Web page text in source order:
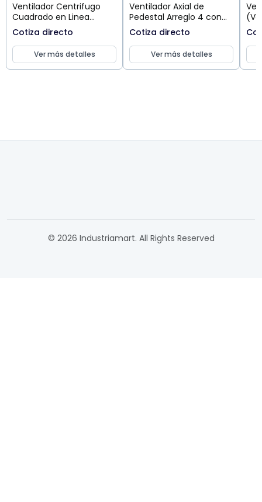
Ventilador Centrifugo
Cuadrado en Linea
Fabricacion Galvanizado
Arreglo 4 Directo Marca
Soler y Palau
Cotiza directo
Ver más detalles
Ventilador Axial de
Pedestal Arreglo 4 con
Base para Piso y Mallas
de Protección en
Succión y Descarga
Marca Soler y Palau
Cotiza directo
Ver más detalles
© 2026 Industriamart. All Rights Reserved